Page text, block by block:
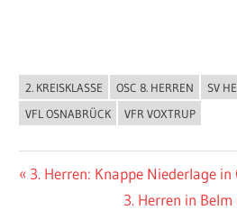
ALLGEMEIN
2. KREISKLASSE OSC 8. HERREN SV
VFL OSNABRÜCK
VFR VOXTRUP
Beitragsnavigation
Vorheriger
3. Herren: Knappe Niederlage in
Nächster
3. Herren in